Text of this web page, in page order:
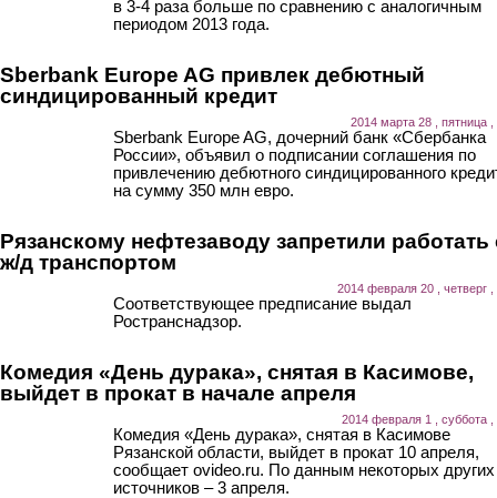
в 3-4 раза больше по сравнению с аналогичным
периодом 2013 года.
Sberbank Europe AG привлек дебютный
синдицированный кредит
2014 марта 28 , пятница ,
Sberbank Europe AG, дочерний банк «Сбербанка
России», объявил о подписании соглашения по
привлечению дебютного синдицированного
на сумму 350 млн евро.
Рязанскому нефтезаводу запретили работать
ж/д транспортом
2014 февраля 20 , четверг ,
Соответствующее предписание выдал
Ространснадзор.
Комедия «День дурака», снятая в Касимове,
выйдет в прокат в начале апреля
2014 февраля 1 , суббота ,
Комедия «День дурака», снятая в Касимове
Рязанской области, выйдет в прокат 10 апреля,
сообщает ovideo.ru. По данным некоторых других
источников – 3 апреля.